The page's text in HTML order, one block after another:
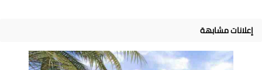
إعلانات مشابهة